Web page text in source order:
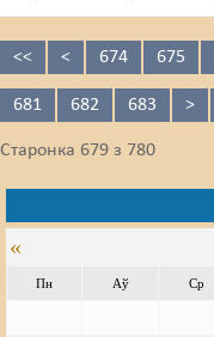
<< < 674 675
681 682 683 >
Старонка 679 з 780
«
Пн Аў Ср